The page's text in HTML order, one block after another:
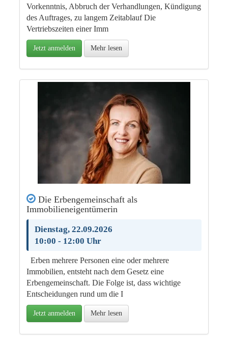
Vorkenntnis, Abbruch der Verhandlungen, Kündigung
des Auftrages, zu langem Zeitablauf Die
Vertriebszeiten einer Imm
Jetzt anmelden Mehr lesen
Die Erbengemeinschaft als
Immobilieneigentümerin
Dienstag, 22.09.2026
10:00 - 12:00 Uhr
Erben mehrere Personen eine oder mehrere
Immobilien, entsteht nach dem Gesetz eine
Erbengemeinschaft. Die Folge ist, dass wichtige
Entscheidungen rund um die I
Jetzt anmelden Mehr lesen